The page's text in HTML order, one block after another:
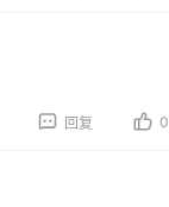
回复 0